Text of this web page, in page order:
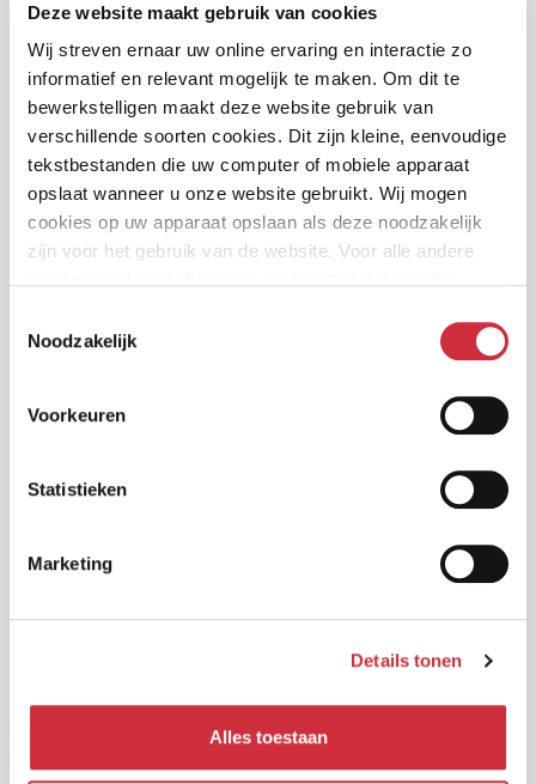
Deze website maakt gebruik van cookies
Wij streven ernaar uw online ervaring en interactie zo
informatief en relevant mogelijk te maken. Om dit te
bewerkstelligen maakt deze website gebruik van
verschillende soorten cookies. Dit zijn kleine, eenvoudige
tekstbestanden die uw computer of mobiele apparaat
opslaat wanneer u onze website gebruikt. Wij mogen
cookies op uw apparaat opslaan als deze noodzakelijk
zijn voor het gebruik van de website. Voor alle andere
Noodzakelijk
Voorkeuren
Statistieken
Marketing
Details tonen
Alles toestaan
Amsterdam
Politiebureau